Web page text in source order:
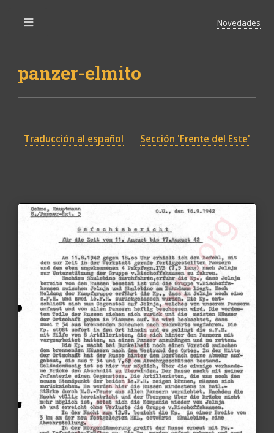
panzer-elmito
Novedades
Traducción al español Sección 'Frente del Este'